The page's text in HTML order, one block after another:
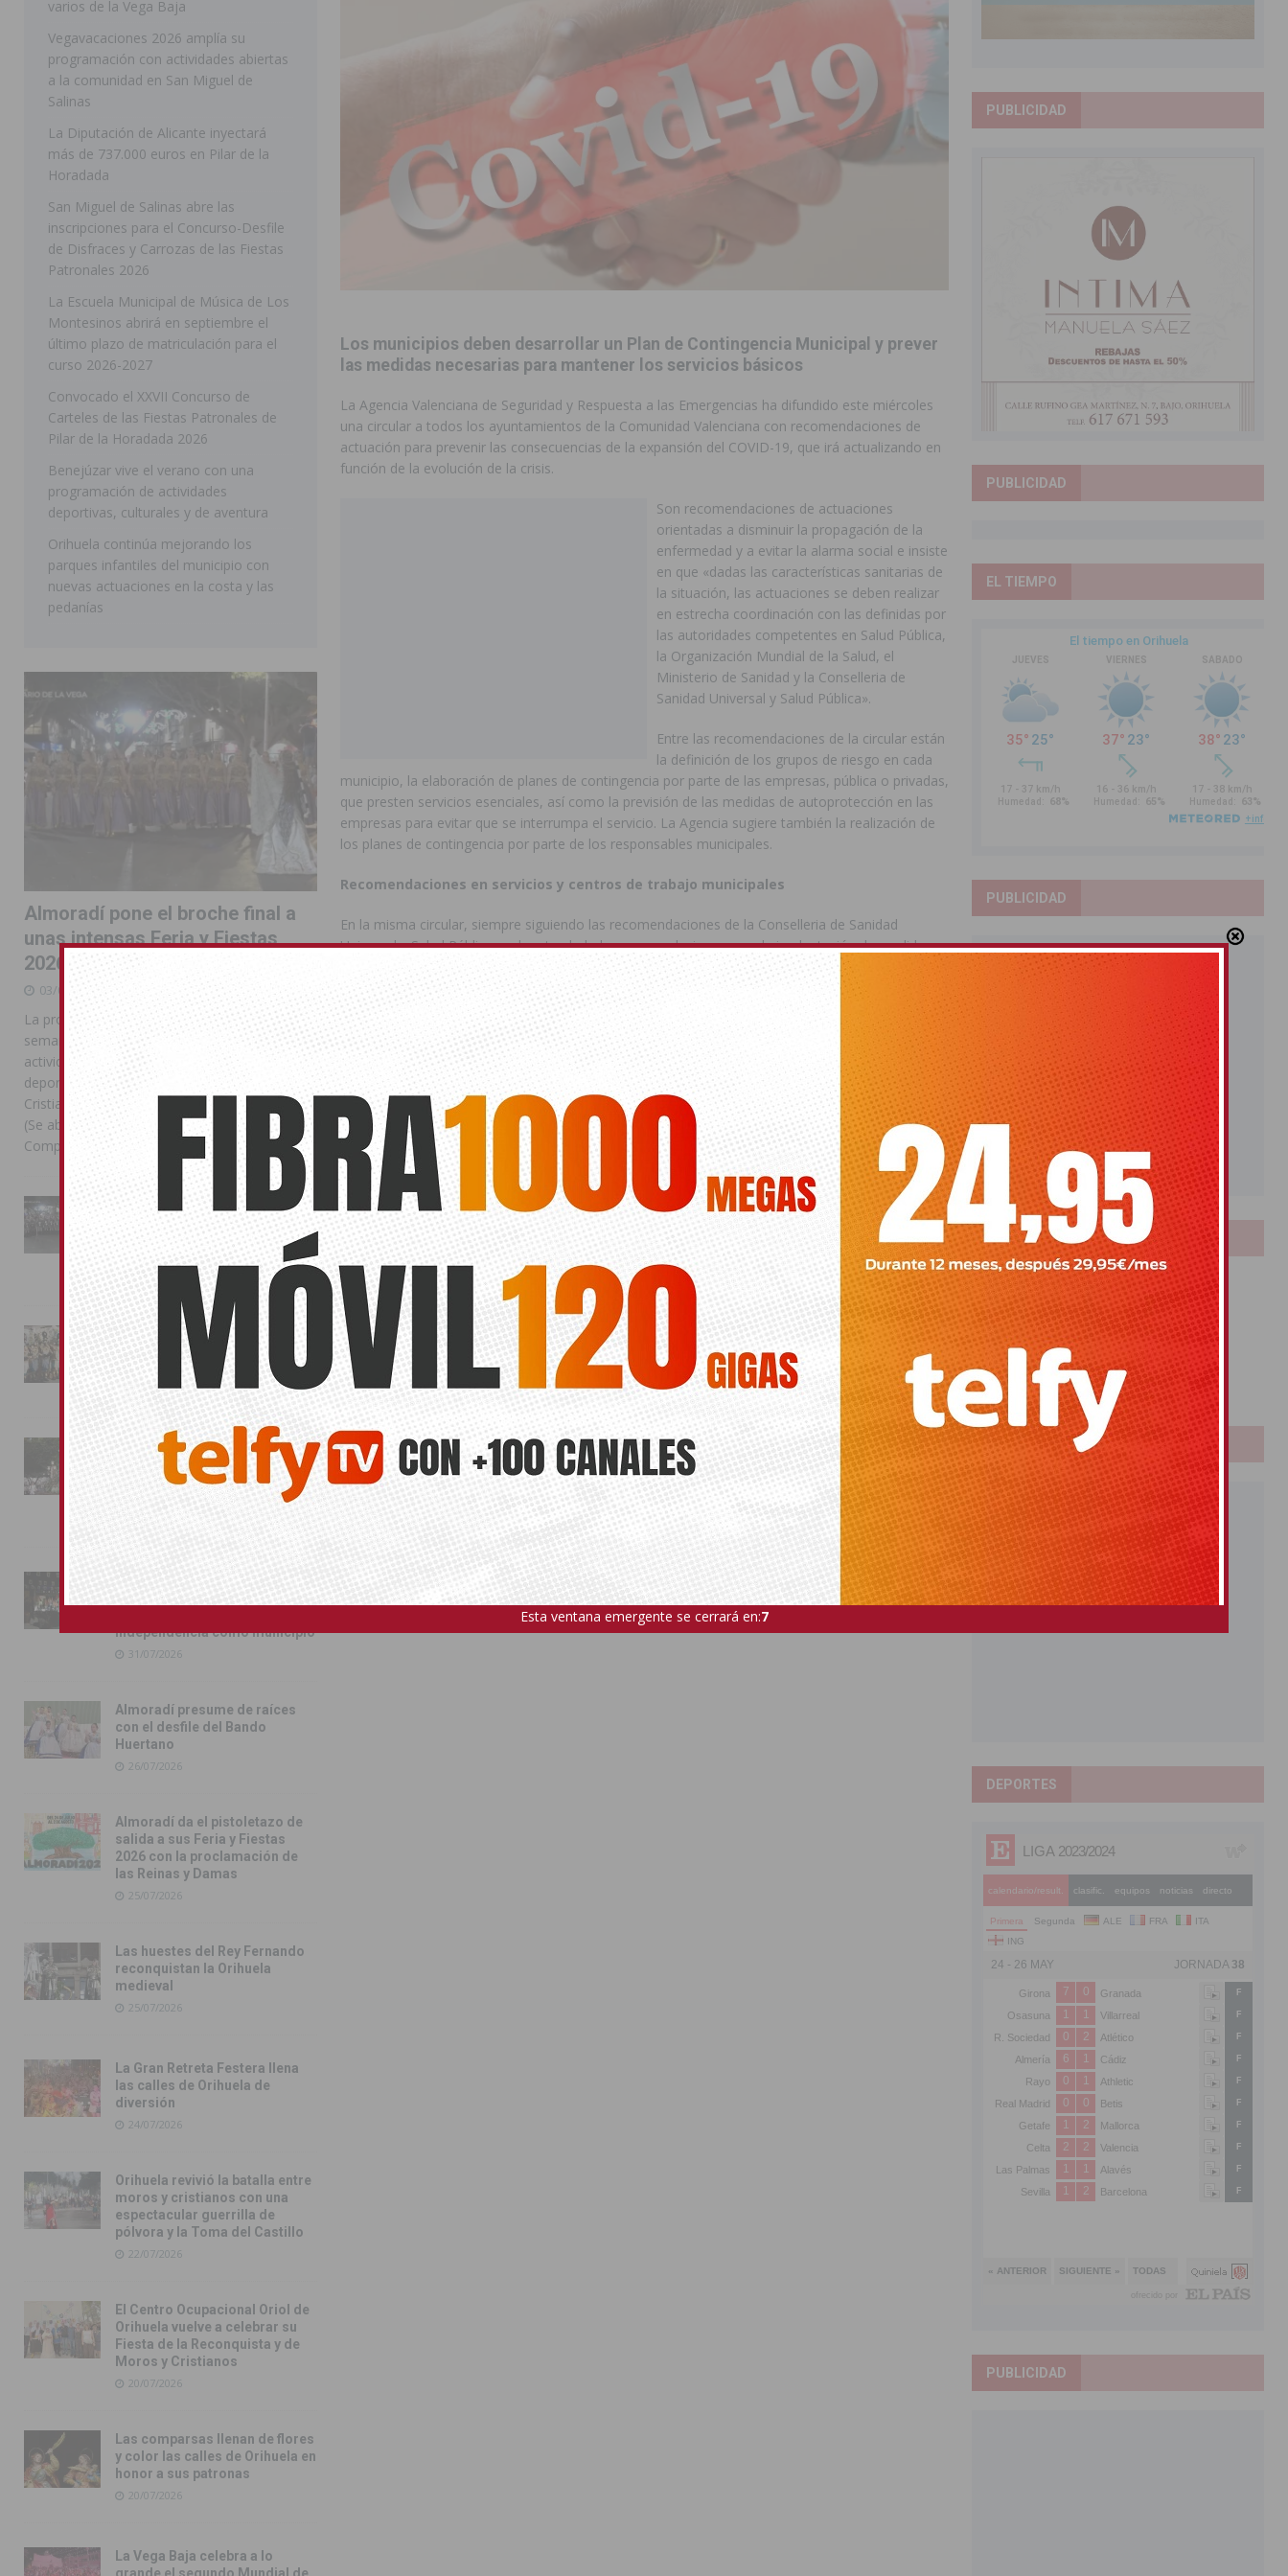
[ 05/08/2026 ]
Orihuela ultima diferentes soluciones para garantizar la seguridad y la continuidad educativa del alumnado del
CEIP Virgen de la Puerta
ORIHUELA
Torrevieja presenta su programación de finales de 2026 tras superar los 78.000 espectadores
TORREVIEJA
[ 05/08/2026 ] Sanidad Orihuela llama a observar el eclipse solar del 12 de agosto con protección homologada y a planificar
los desplazamientos
ORIHUELA
Orihuela acogerá una sesión informativa sobre los recursos disponibles para las mujeres víctimas de violencia
ORIHUELA
[ 06/08/2026 ]
Redován presenta la programación de sus Fiestas Patronales en honor a la Virgen de la Salud y San Miguel
[ 06/08/2026 ] El PSOE denuncia una nueva prórroga de la ORA en Orihuela ‘sin mejoras ni bonificaciones’
[ 06/08/2026 ]
La Diputación destina dos millones de euros a la prevención de incendios en los municipios alicantinos, entre
ellos varios de la Vega Baja
[ 06/08/2026 ] Vegavacaciones 2026 amplía su programación con actividades abiertas a la comunidad en San Miguel de Salinas
Los municipios deben desarrollar un Plan de Contingencia Municipal y prever
las medidas necesarias para mantener los servicios básicos
La Agencia Valenciana de Seguridad y Respuesta a las Emergencias ha difundido este miércoles
una circular a todos los ayuntamientos de la Comunidad Valenciana con recomendaciones de
actuación para prevenir las consecuencias de la expansión del COVID-19, que irá actualizando en
función de la evolución de la crisis.
Son recomendaciones de actuaciones
orientadas a disminuir la propagación de la
enfermedad y a evitar la alarma social e insiste
en que «dadas las características sanitarias de
la situación, las actuaciones se deben realizar
en estrecha coordinación con las definidas por
las autoridades competentes en Salud Pública,
la Organización Mundial de la Salud, el
Ministerio de Sanidad y la Conselleria de
Sanidad Universal y Salud Pública».
Entre las recomendaciones de la circular están
la definición de los grupos de riesgo en cada
municipio, la elaboración de planes de contingencia por parte de las empresas, pública o privadas,
que presten servicios esenciales, así como la previsión de las medidas de autoprotección en las
empresas para evitar que se interrumpa el servicio. La Agencia sugiere también la realización de
los planes de contingencia por parte de los responsables municipales.
Recomendaciones en servicios y centros de trabajo municipales
En la misma circular, siempre siguiendo las recomendaciones de la Conselleria de Sanidad
Universal y Salud Pública, se han trasladado recomendaciones para la implantación de medidas
individuales y colectivas que garanticen la prestación de servicios y atención a la ciudadanía pero
que eviten o minimicen la propagación del COVID-19.
Compártelo:
También puede interesar
No related posts.
CORONAVIRUS
ANTERIOR
Arde un camión en la carretera
que une Orihuela con Benferri
SIGUIENTE
Suspendida ‘La Pasión de Callosa’
prevista para este domingo por el
Coronavirus
varios de la Vega Baja
Vegavacaciones 2026 amplía su
programación con actividades abiertas
a la comunidad en San Miguel de
Salinas
La Diputación de Alicante inyectará
más de 737.000 euros en Pilar de la
Horadada
San Miguel de Salinas abre las
inscripciones para el Concurso-Desfile
de Disfraces y Carrozas de las Fiestas
Patronales 2026
La Escuela Municipal de Música de Los
Montesinos abrirá en septiembre el
último plazo de matriculación para el
curso 2026-2027
Convocado el XXVII Concurso de
Carteles de las Fiestas Patronales de
Pilar de la Horadada 2026
Benejúzar vive el verano con una
programación de actividades
deportivas, culturales y de aventura
Orihuela continúa mejorando los
parques infantiles del municipio con
nuevas actuaciones en la costa y las
pedanías
Almoradí pone el broche final a
unas intensas Feria y Fiestas
2026
03/08/2026
La programación reunió durante más de una
semana actos institucionales, conciertos,
actividades familiares, competiciones
deportivas y las celebraciones de Moros y
Cristianos Compártelo: Comparte en Facebook
(Se abre en una ventana nueva) Facebook
Compartir en
La Entrada Cristiana llena de
esplendor las calles de
Almoradí en una multitudinaria
jornada festera
02/08/2026
La magia de la Entrada Mora
conquista las calles de
Almoradí
01/08/2026
La fiesta se adueña de
Almoradí con la presentación
de los cargos festeros y la
toma del castillo
31/07/2026
Pilar de la Horadada
conmemora con emoción el
independencia como municipio
31/07/2026
Almoradí presume de raíces
con el desfile del Bando
Huertano
26/07/2026
Almoradí da el pistoletazo de
salida a sus Feria y Fiestas
2026 con la proclamación de
las Reinas y Damas
25/07/2026
Las huestes del Rey Fernando
reconquistan la Orihuela
medieval
25/07/2026
La Gran Retreta Festera llena
las calles de Orihuela de
diversión
24/07/2026
Orihuela revivió la batalla entre
moros y cristianos con una
espectacular guerrilla de
pólvora y la Toma del Castillo
22/07/2026
El Centro Ocupacional Oriol de
Orihuela vuelve a celebrar su
Fiesta de la Reconquista y de
Moros y Cristianos
20/07/2026
Las comparsas llenan de flores
y color las calles de Orihuela en
honor a sus patronas
20/07/2026
La Vega Baja celebra a lo
PUBLICIDAD
PUBLICIDAD
EL TIEMPO
PUBLICIDAD
LOTERIAS
Bonoloto
Primitiva
El Gordo
Euromillones
Loteria
Once
PUBLICIDAD
DEPORTES
PUBLICIDAD
Esta ventana emergente se cerrará en:5